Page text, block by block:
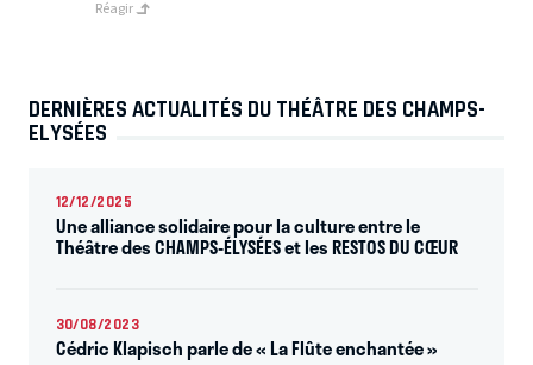
Réagir
DERNIÈRES ACTUALITÉS DU THÉÂTRE DES CHAMPS-
ELYSÉES
12/12/2025
Une alliance solidaire pour la culture entre le
Théâtre des CHAMPS-ÉLYSÉES et les RESTOS DU CŒUR
30/08/2023
Cédric Klapisch parle de « La Flûte enchantée »